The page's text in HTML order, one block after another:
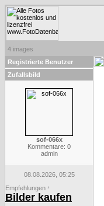
4 images
Registrierte Benutzer
Zufallsbild
sof-066x
Kommentare: 0
admin
08.08.2026, 05:25
Empfehlungen *
Bilder kaufen